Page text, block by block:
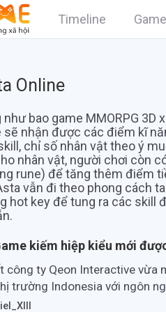
Timeline
Online
như bao game MMORPG 3D
sẽ nhận được các điểm kĩ
chỉ số nhân vật theo ý
nhân vật, người chơi còn
rune) để tăng thêm điểm
vẫn đi theo phong cách
hot key để tung ra các skill
kiếm hiệp kiểu mới
ty Qeon Interactive vừa
trường Indonesia với ngôn